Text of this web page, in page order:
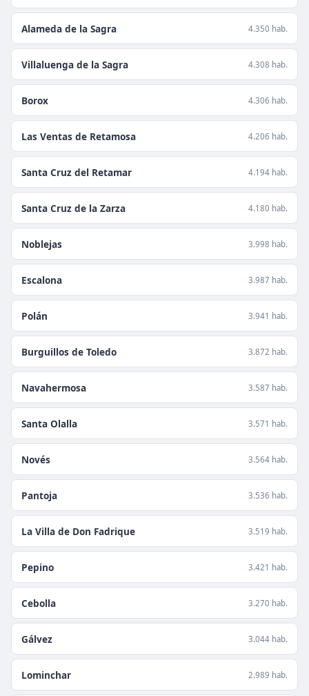
Alameda de la Sagra 4.350 hab.
Villaluenga de la Sagra 4.308 hab.
Borox 4.306 hab.
Las Ventas de Retamosa 4.206 hab.
Santa Cruz del Retamar 4.194 hab.
Santa Cruz de la Zarza 4.180 hab.
Noblejas 3.998 hab.
Escalona 3.987 hab.
Polán 3.941 hab.
Burguillos de Toledo 3.872 hab.
Navahermosa 3.587 hab.
Santa Olalla 3.571 hab.
Novés 3.564 hab.
Pantoja 3.536 hab.
La Villa de Don Fadrique 3.519 hab.
Pepino 3.421 hab.
Cebolla 3.270 hab.
Gálvez 3.044 hab.
Lominchar 2.989 hab.